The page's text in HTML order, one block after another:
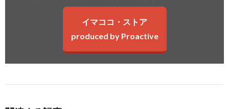
イマココ・ストア
produced by Proactive